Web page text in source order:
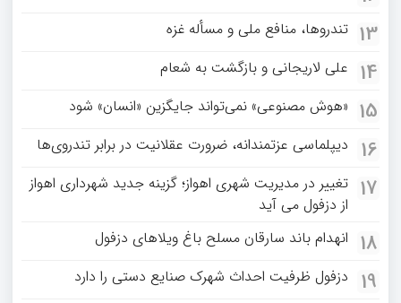
13 تندروها، منافع ملی و مسأله غزه
14 علی لاریجانی و بازگشت به شعام
15 «هوش مصنوعی» نمی‌تواند جایگزین «انسان» شود
16 دیپلماسی عزتمندانه، ضرورت عقلانیت در برابر تندروی‌ها
17 تغییر در مدیریت شهری اهواز؛ گزینه جدید شهرداری اهواز
از دزفول می آید
18 انهدام باند سارقان مسلح باغ‌ ویلاهای دزفول
19 دزفول ظرفیت احداث شهرک صنایع دستی را دارد